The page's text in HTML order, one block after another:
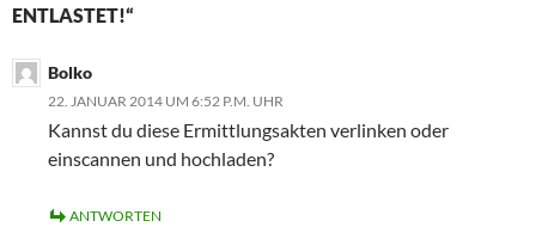
ENTLASTET!“
Bolko
22. JANUAR 2014 UM 6:52 P.M. UHR
Kannst du diese Ermittlungsakten verlinken oder
einscannen und hochladen?
ANTWORTEN